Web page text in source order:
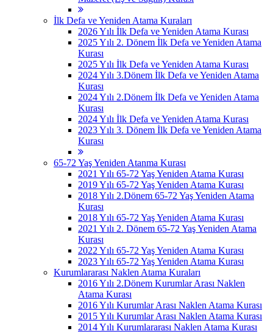
İlk Defa ve Yeniden Atama Kuraları
2026 Yılı İlk Defa ve Yeniden Atama Kurası
2025 Yılı 2. Dönem İlk Defa ve Yeniden Atama
Kurası
2025 Yılı İlk Defa ve Yeniden Atama Kurası
2024 Yılı 3.Dönem İlk Defa ve Yeniden Atama
Kurası
2024 Yılı 2.Dönem İlk Defa ve Yeniden Atama
Kurası
2024 Yılı İlk Defa ve Yeniden Atama Kurası
2023 Yılı 3. Dönem İlk Defa ve Yeniden Atama
Kurası
65-72 Yaş Yeniden Atanma Kurası
2021 Yılı 65-72 Yaş Yeniden Atama Kurası
2019 Yılı 65-72 Yaş Yeniden Atama Kurası
2018 Yılı 2.Dönem 65-72 Yaş Yeniden Atama
Kurası
2018 Yılı 65-72 Yaş Yeniden Atama Kurası
2021 Yılı 2. Dönem 65-72 Yaş Yeniden Atama
Kurası
2022 Yılı 65-72 Yaş Yeniden Atama Kurası
2023 Yılı 65-72 Yaş Yeniden Atama Kurası
Kurumlararası Naklen Atama Kuraları
2016 Yılı 2.Dönem Kurumlar Arası Naklen
Atama Kurası
2016 Yılı Kurumlar Arası Naklen Atama Kurası
2015 Yılı Kurumlar Arası Naklen Atama Kurası
2014 Yılı Kurumlararası Naklen Atama Kurası